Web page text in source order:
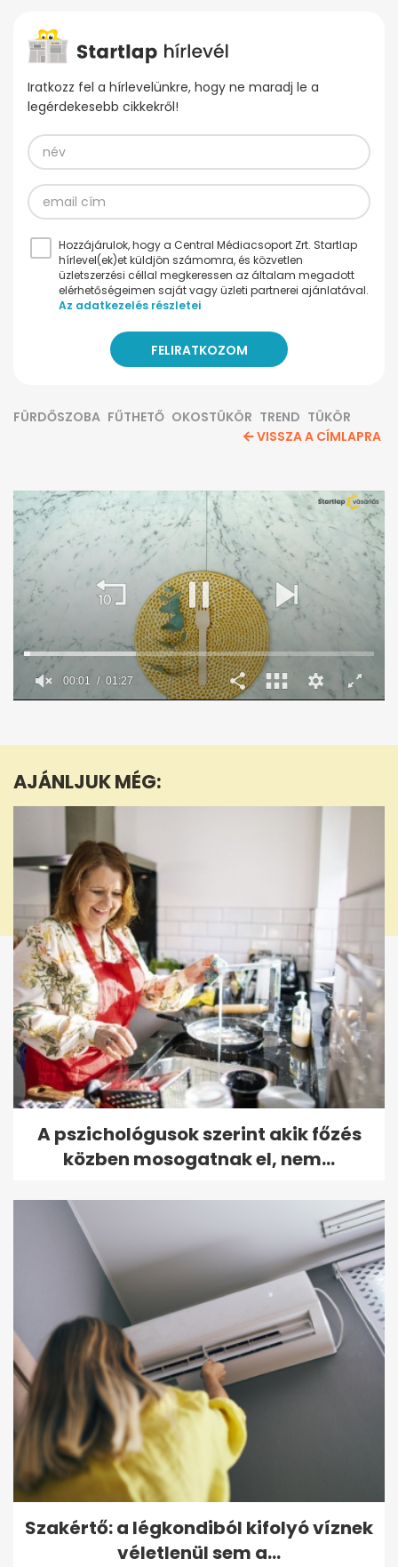
Iratkozz fel a hírlevelünkre, hogy ne maradj le a
legérdekesebb cikkekről!
Hozzájárulok, hogy a Central Médiacsoport Zrt. Startlap
hírlevel(ek)et küldjön számomra, és közvetlen
üzletszerzési céllal megkeressen az általam megadott
elérhetőségeimen saját vagy üzleti partnerei ajánlatával.
Az adatkezelés részletei
FÜRDŐSZOBA FŰTHETŐ OKOSTÜKÖR TREND TÜKÖR
VISSZA A CÍMLAPRA
1
27
seconds
00:02 01:27
AJÁNLJUK MÉG:
A pszichológusok szerint akik főzés
közben mosogatnak el, nem...
Szakértő: a légkondiból kifolyó víznek
véletlenül sem a...